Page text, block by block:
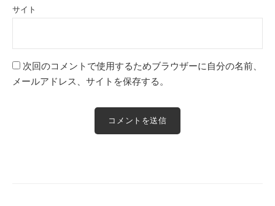
サイト
次回のコメントで使用するためブラウザーに自分の名前、
メールアドレス、サイトを保存する。